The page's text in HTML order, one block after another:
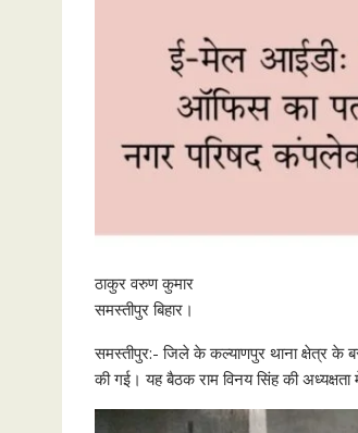
ठाकुर वरुण कुमार
समस्तीपुर बिहार।
समस्तीपुर:- जिले के कल्याणपुर थाना क्षेत्र के
की गई। यह बैठक राम विनय सिंह की